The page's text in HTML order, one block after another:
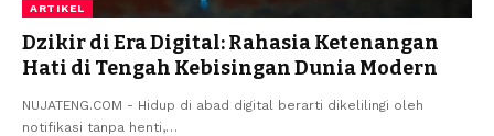
ARTIKEL
Dzikir di Era Digital: Rahasia Ketenangan
Hati di Tengah Kebisingan Dunia Modern
NUJATENG.COM - Hidup di abad digital berarti dikelilingi oleh
notifikasi tanpa henti,…